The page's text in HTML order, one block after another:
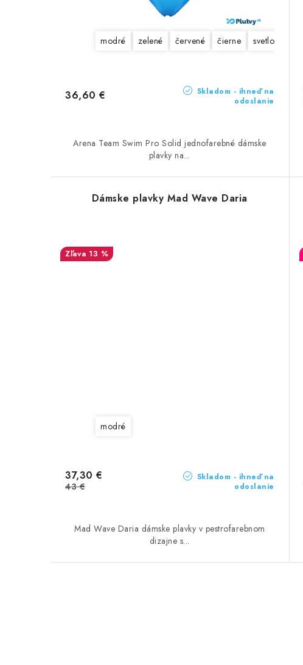
modré zelené červené čierne svetlomodrá
Skladom - ihneď na
odoslanie
36,60 €
Arena Team Swim Pro Solid jednofarebné dámske
plavky na...
Dámske plavky Mad Wave Daria
13 %
modré
Skladom - ihneď na
odoslanie
37,30 €
43 €
Mad Wave Daria dámske plavky v pestrofarebnom
dizajne s...